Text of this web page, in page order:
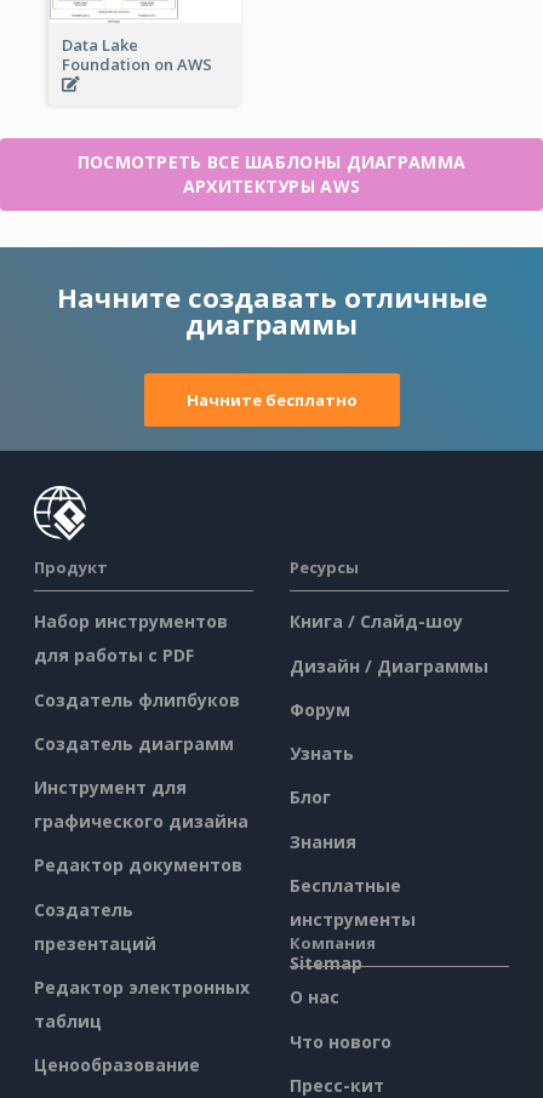
Data Lake
Foundation on AWS
ПОСМОТРЕТЬ ВСЕ ШАБЛОНЫ ДИАГРАММА
АРХИТЕКТУРЫ AWS
Начните создавать отличные
диаграммы
Начните бесплатно
Продукт
Набор инструментов
для работы с PDF
Создатель флипбуков
Создатель диаграмм
Инструмент для
графического дизайна
Редактор документов
Создатель
презентаций
Редактор электронных
таблиц
Ценообразование
Ресурсы
Книга / Слайд-шоу
Дизайн / Диаграммы
Форум
Узнать
Блог
Знания
Бесплатные
инструменты
Sitemap
Компания
О нас
Что нового
Пресс-кит